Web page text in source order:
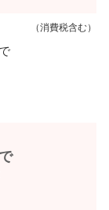
（消費税含む）